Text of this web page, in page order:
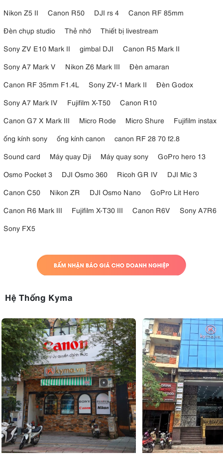
Nikon Z5 II
Canon R50 DJI rs 4
Canon RF 85mm
Đèn chụp studio
Thẻ nhớ
Thiết bị livestream
Sony ZV E10 Mark II
gimbal DJI
Canon R5 Mark II
Sony A7 Mark V
Nikon Z6 Mark III
Đèn amaran
Canon RF 35mm F1.4L
Sony ZV-1 Mark II
Đèn Godox
Sony A7 Mark IV
Fujifilm X-T50
Canon R10
Canon G7 X Mark III
Micro Rode Micro Shure
Fujifilm instax
ống kính sony
ống kính canon
canon RF 28 70 f2.8
Sound card
Máy quay Dji Máy quay sony
GoPro hero 13
Osmo Pocket 3
DJI Osmo 360 Ricoh GR IV
DJI Mic 3
Canon C50
Nikon ZR DJI Osmo Nano
GoPro Lit Hero
Canon R6 Mark III
Fujifilm X-T30 III Canon R6V
Sony A7R6
Sony FX5
Hệ Thống Kyma